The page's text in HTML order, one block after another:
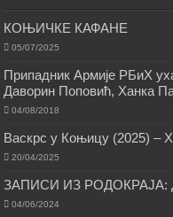
КОЊИЧКЕ КАФАНЕ
05/07/2025
Припадник Армије РБиХ
Даворин Поповић, Ханка
04/08/2018
Васкрс у Коњицу (2025)
20/04/2025
ЗАПИСИ ИЗ
04/06/2024